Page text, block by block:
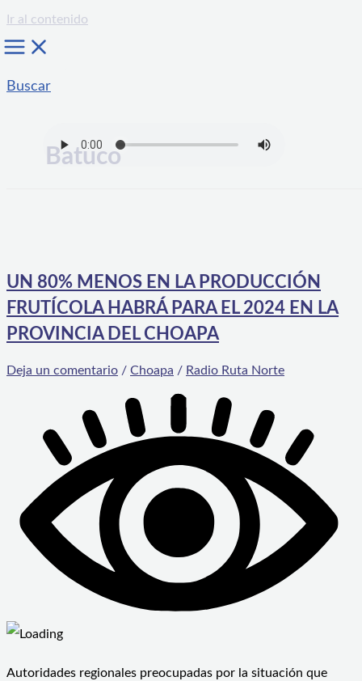
Ir al contenido
Buscar
Batuco
UN 80% MENOS EN LA PRODUCCIÓN
FRUTÍCOLA HABRÁ PARA EL 2024 EN LA
PROVINCIA DEL CHOAPA
Deja un comentario / Choapa / Radio Ruta Norte
Autoridades regionales preocupadas por la situación que